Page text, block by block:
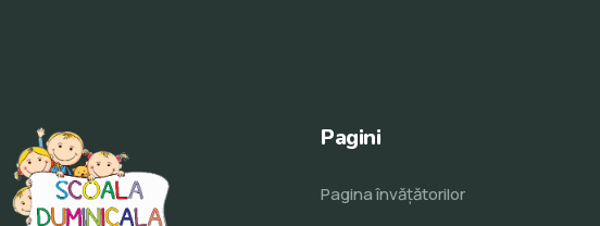
Pagini
Pagina învăţătorilor